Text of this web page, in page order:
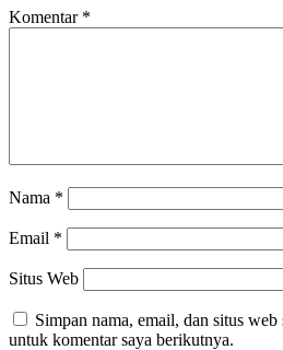
Komentar *
Nama *
Email *
Situs Web
Simpan nama, email, dan situs web
untuk komentar saya berikutnya.